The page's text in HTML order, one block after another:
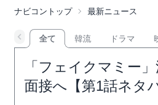
ナビコントップ 最新ニュース
全て 韓流 ドラマ
「フェイクマミー
面接へ【第1話ネタ